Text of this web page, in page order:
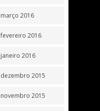
março 2016
fevereiro 2016
janeiro 2016
dezembro 2015
novembro 2015